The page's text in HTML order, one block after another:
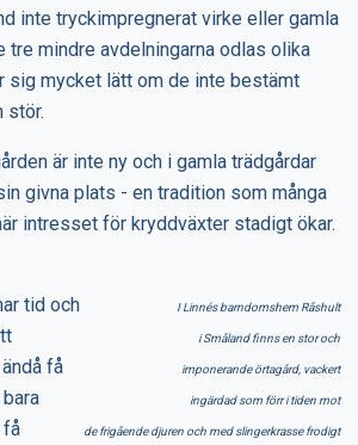
inte tryckimpregnerat virke eller gamla
tre mindre avdelningarna odlas olika
sig mycket lätt om de inte bestämt
stör.
är inte ny och i gamla trädgårdar
givna plats - en tradition som många
intresset för kryddväxter stadigt ökar.
I Linnés barndomshem Råshult
i Småland finns en stor och
imponerande örtagård, vackert
ingärdad som förr i tiden mot
de frigående djuren och med slingerkrasse frodigt
tid och
få
få